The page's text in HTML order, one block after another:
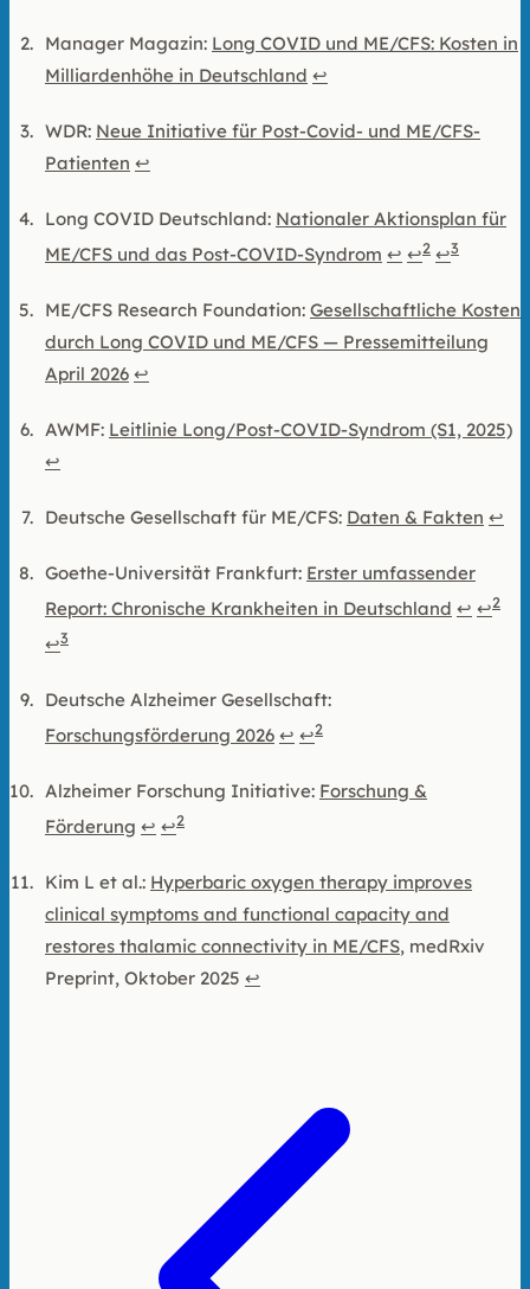
Manager Magazin: Long COVID und ME/CFS: Kosten in
Milliardenhöhe in Deutschland ↩
WDR: Neue Initiative für Post-Covid- und ME/CFS-
Patienten ↩
Long COVID Deutschland: Nationaler Aktionsplan für
ME/CFS und das Post-COVID-Syndrom ↩ ↩2 ↩3
ME/CFS Research Foundation: Gesellschaftliche Kosten
durch Long COVID und ME/CFS — Pressemitteilung
April 2026 ↩
AWMF: Leitlinie Long/Post-COVID-Syndrom (S1, 2025)
↩
Deutsche Gesellschaft für ME/CFS: Daten & Fakten ↩
Goethe-Universität Frankfurt: Erster umfassender
Report: Chronische Krankheiten in Deutschland ↩ ↩2
↩3
Deutsche Alzheimer Gesellschaft:
Forschungsförderung 2026 ↩ ↩2
Alzheimer Forschung Initiative: Forschung &
Förderung ↩ ↩2
Kim L et al.: Hyperbaric oxygen therapy improves
clinical symptoms and functional capacity and
restores thalamic connectivity in ME/CFS, medRxiv
Preprint, Oktober 2025 ↩